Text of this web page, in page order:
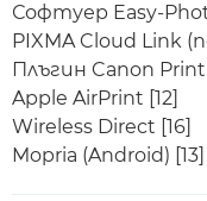
Софтуер Easy-
PIXMA Cloud Link
Плъгин Canon
Apple AirPrint [12]
Wireless Direct [16]
Mopria (Android) [13]